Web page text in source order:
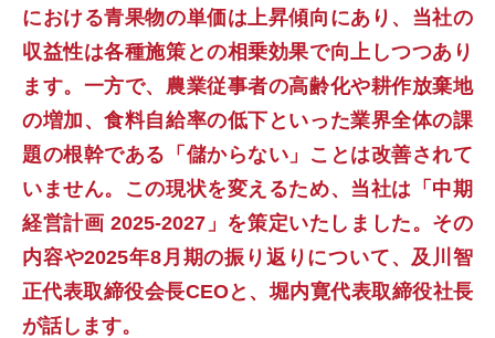
における青果物の単価は上昇傾向にあり、当社の
収益性は各種施策との相乗効果で向上しつつあり
ます。一方で、農業従事者の⾼齢化や耕作放棄地
の増加、⾷料⾃給率の低下といった業界全体の課
題の根幹である「儲からない」ことは改善されて
いません。この現状を変えるため、当社は「中期
経営計画 2025-2027」を策定いたしました。その
内容や2025年8月期の振り返りについて、及川智
正代表取締役会長CEOと、堀内寛代表取締役社長
が話します。